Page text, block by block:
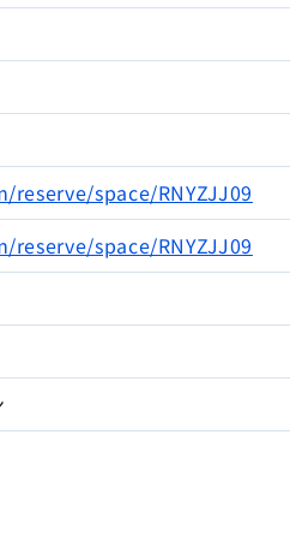
space/RNYZJJ09
space/RNYZJJ09